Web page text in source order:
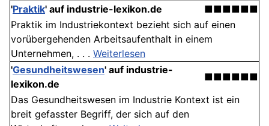
'Praktik' auf industrie-lexikon.de
■■■■■■
Praktik im Industriekontext bezieht sich auf einen
vorübergehenden Arbeitsaufenthalt in einem
Unternehmen, . . . Weiterlesen
'Gesundheitswesen' auf industrie-
lexikon.de
■■■■■■
Das Gesundheitswesen im Industrie Kontext ist ein
breit gefasster Begriff, der sich auf den